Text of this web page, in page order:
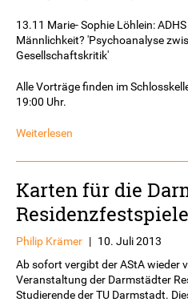
13.11 Marie- Sophie Löhlein:
Männlichkeit? 'Psychoanalyse
Gesellschaftskritik'
Alle Vorträge finden im
19:00 Uhr.
Weiterlesen
Karten für die
Residenzfestspiele
Philip Krämer | 10. Juli 2013
Ab sofort vergibt der AStA wieder
Veranstaltung der Darmstädter
Studierende der TU Darmstadt.